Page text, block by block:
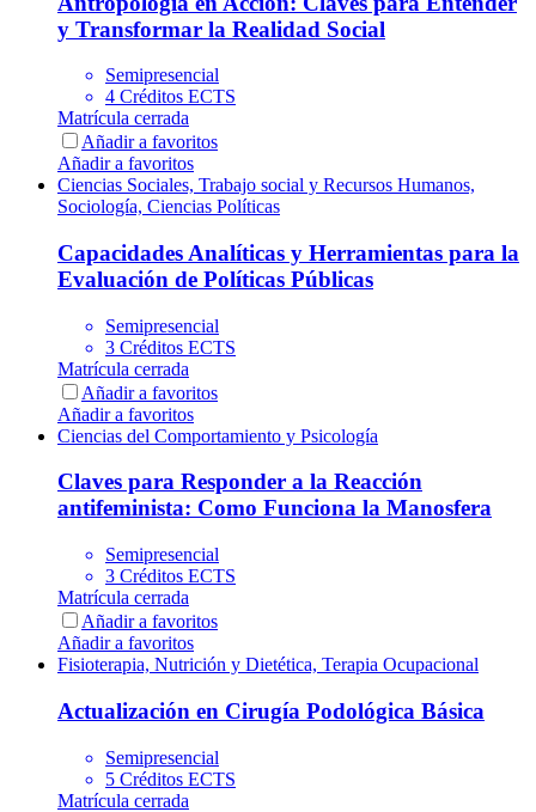
y Transformar la Realidad Social
Semipresencial
4 Créditos ECTS
Matrícula cerrada
Añadir a favoritos
Añadir a favoritos
Ciencias Sociales, Trabajo social y Recursos Humanos,
Sociología, Ciencias Políticas
Capacidades Analíticas y Herramientas para la
Evaluación de Políticas Públicas
Semipresencial
3 Créditos ECTS
Matrícula cerrada
Añadir a favoritos
Añadir a favoritos
Ciencias del Comportamiento y Psicología
Claves para Responder a la Reacción
antifeminista: Como Funciona la Manosfera
Semipresencial
3 Créditos ECTS
Matrícula cerrada
Añadir a favoritos
Añadir a favoritos
Fisioterapia, Nutrición y Dietética, Terapia Ocupacional
Actualización en Cirugía Podológica Básica
Semipresencial
5 Créditos ECTS
Matrícula cerrada